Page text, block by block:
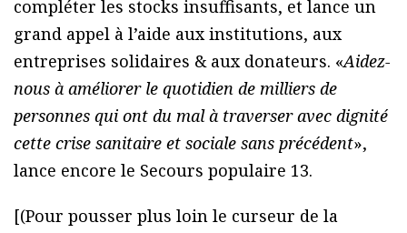
compléter les stocks insuffisants, et lance un
grand appel à l’aide aux institutions, aux
entreprises solidaires & aux donateurs. «Aidez-
nous à améliorer le quotidien de milliers de
personnes qui ont du mal à traverser avec dignité
cette crise sanitaire et sociale sans précédent»,
lance encore le Secours populaire 13.
[(Pour pousser plus loin le curseur de la